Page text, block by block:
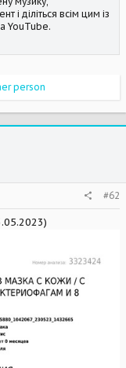
і діліться всім цим із
YouTube.
person
#62